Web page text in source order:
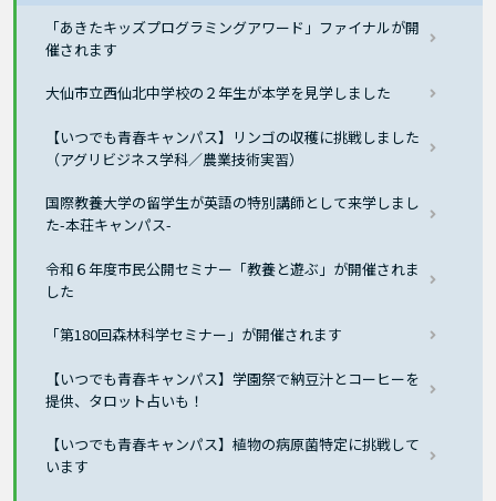
「あきたキッズプログラミングアワード」ファイナルが開
催されます
大仙市立西仙北中学校の２年生が本学を見学しました
【いつでも青春キャンパス】リンゴの収穫に挑戦しました
（アグリビジネス学科／農業技術実習）
国際教養大学の留学生が英語の特別講師として来学しまし
た-本荘キャンパス-
令和６年度市民公開セミナー「教養と遊ぶ」が開催されま
した
「第180回森林科学セミナー」が開催されます
【いつでも青春キャンパス】学園祭で納豆汁とコーヒーを
提供、タロット占いも！
【いつでも青春キャンパス】植物の病原菌特定に挑戦して
います